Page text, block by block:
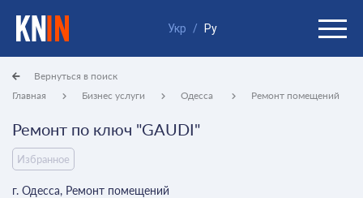
Укр / Ру
Главная Бизнес услуги Одесса Ремонт помещений
Вернуться в поиск
Ремонт по ключ "GAUDI"
Избранное
г. Одесса, Ремонт помещений